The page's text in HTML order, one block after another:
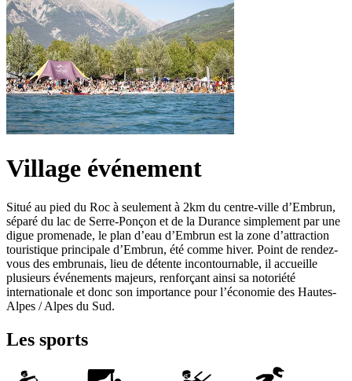
Village événement
Situé au pied du Roc à seulement à 2km du centre-ville d’Embrun,
séparé du lac de Serre-Ponçon et de la Durance simplement par une
digue promenade, le plan d’eau d’Embrun est la zone d’attraction
touristique principale d’Embrun, été comme hiver. Point de rendez-
vous des embrunais, lieu de détente incontournable, il accueille
plusieurs événements majeurs, renforçant ainsi sa notoriété
internationale et donc son importance pour l’économie des Hautes-
Alpes / Alpes du Sud.
Les sports